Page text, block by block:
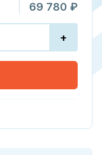
69 780 ₽
+